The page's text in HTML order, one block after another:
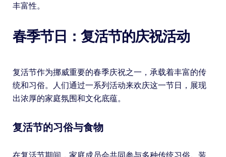
丰富性。
春季节日：复活节的庆祝活动
复活节作为挪威重要的春季庆祝之一，承载着丰富的传
统和习俗。人们通过一系列活动来欢庆这一节日，展现
出浓厚的家庭氛围和文化底蕴。
复活节的习俗与食物